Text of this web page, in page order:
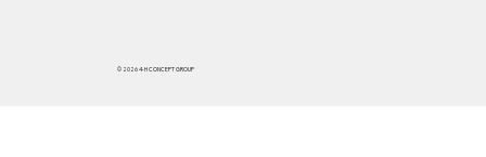
© 2026 4-H CONCEPT GROUP